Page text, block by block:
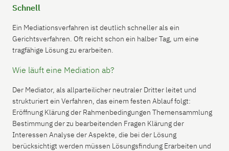
Schnell
Ein Mediationsverfahren ist deutlich schneller als ein
Gerichtsverfahren. Oft reicht schon ein halber Tag, um eine
tragfähige Lösung zu erarbeiten.
Wie läuft eine Mediation ab?
Der Mediator, als allparteilicher neutraler Dritter leitet und
strukturiert ein Verfahren, das einem festen Ablauf folgt:
Eröffnung Klärung der Rahmenbedingungen Themensammlung
Bestimmung der zu bearbeitenden Fragen Klärung der
Interessen Analyse der Aspekte, die bei der Lösung
berücksichtigt werden müssen Lösungsfindung Erarbeiten und